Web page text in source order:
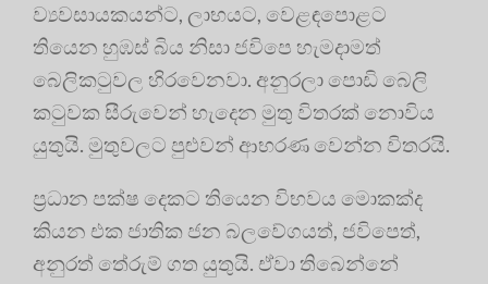
ව්‍යවසායකයන්ට, ලාභයට, වෙළඳපොළට
තියෙන හුඹස් බිය නිසා ජවිපෙ හැමදාමත්
බෙලිකටුවල හිරවෙනවා. අනුරලා පොඩි බෙලි
කටුවක සීරුවෙන් හැදෙන මුතු විතරක් නොවිය
යුතුයි. මුතුවලට පුළුවන් ආභරණ වෙන්න විතරයි.
ප්‍රධාන පක්ෂ දෙකට තියෙන විභවය මොකක්ද
කියන එක ජාතික ජන බලවේගයත්, ජවිපෙත්,
අනුරත් තේරුම් ගත යුතුයි. ඒවා තිබෙන්නේ